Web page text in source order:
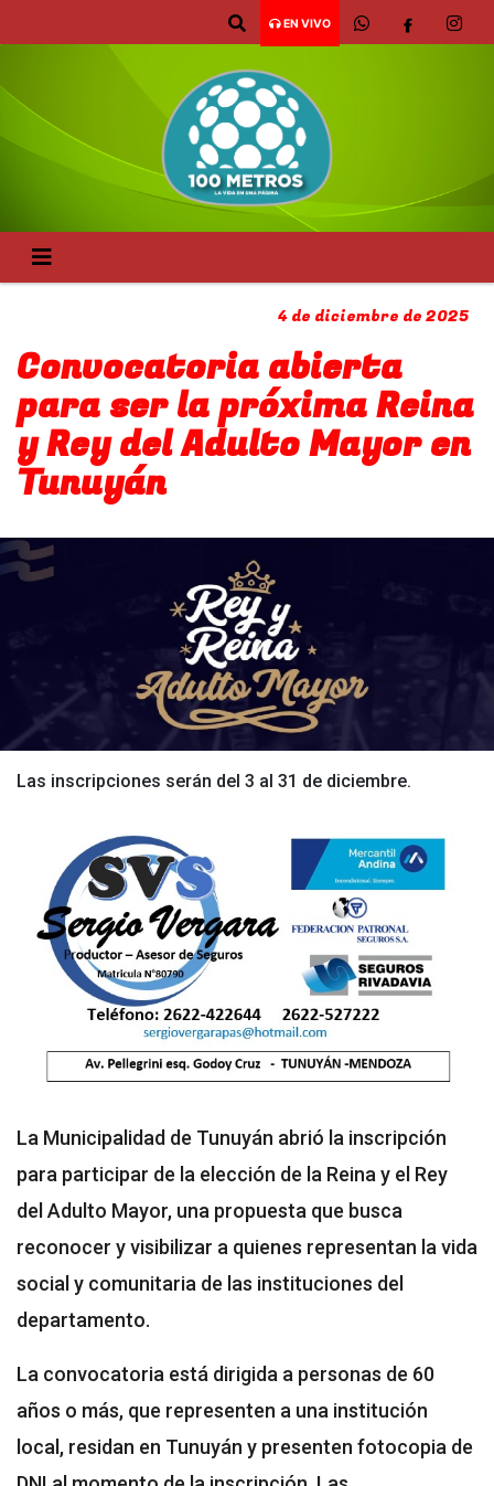
EN VIVO
4 de diciembre de 2025
Convocatoria abierta
para ser la próxima Reina
y Rey del Adulto Mayor en
Tunuyán
Las inscripciones serán del 3 al 31 de diciembre.
La Municipalidad de Tunuyán abrió la inscripción
para participar de la elección de la Reina y el Rey
del Adulto Mayor, una propuesta que busca
reconocer y visibilizar a quienes representan la vida
social y comunitaria de las instituciones del
departamento.
La convocatoria está dirigida a personas de 60
años o más, que representen a una institución
local, residan en Tunuyán y presenten fotocopia de